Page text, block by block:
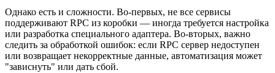
Однако есть и сложности. Во-первых, не все сервисы
поддерживают RPC из коробки — иногда требуется настройка
или разработка специального адаптера. Во-вторых, важно
следить за обработкой ошибок: если RPC сервер недоступен
или возвращает некорректные данные, автоматизация может
"зависнуть" или дать сбой.